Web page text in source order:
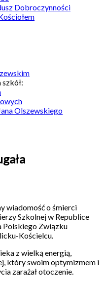
Dobroczynności
Olszewskiego
wiadomość o śmierci
Szkolnej w Republice
Polskiego Związku
Kościelcu.
z wielką energią,
który swoim optymizmem i
zarażał otoczenie.